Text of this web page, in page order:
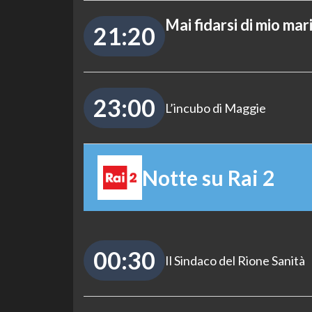
21:20 Mai fidarsi di mio
23:00 L’incubo di Maggie
Notte su Rai 2
00:30 Il Sindaco del Rione Sanità